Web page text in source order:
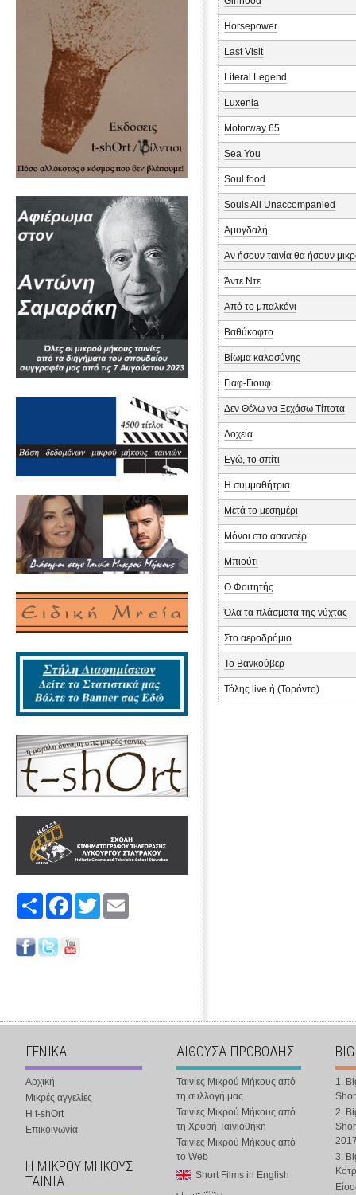
Share FacebookTwitter
Horsepower
Last Visit
Literal Legend
Luxenia
Motorway 65
Sea You
Soul food
Souls All Unaccompanied
Αμυγδαλή
Αν ήσουν ταινία θα ήσουν
Άντε Ντε
Από το μπαλκόνι
Βαθύκοφτο
Βίωμα καλοσύνης
Γιαφ-Γιουφ
Δεν Θέλω να Ξεχάσω Τίποτα
Δοχεία
Εγώ, το σπίτι
Η συμμαθήτρια
Μετά το μεσημέρι
Μόνοι στο ασανσέρ
Μπιούτι
Ο Φοιτητής
Όλα τα πλάσματα της νύχτας
Στο αεροδρόμιο
Το Βανκούβερ
Τόλης live ή (Τορόντο)
ΓΕΝΙΚΑ
Αρχική
Μικρές αγγελίες
Η t-shOrt
Επικοινωνία
Η ΜΙΚΡΟΥ ΜΗΚΟΥΣ
ΤΑΙΝΙΑ
ΑΙΘΟΥΣΑ ΠΡΟΒΟΛΗΣ
Ταινίες Μικρού Μήκους από
τη συλλογή μας
Ταινίες Μικρού Μήκους από
τη Χρυσή Ταινιοθήκη
Ταινίες Μικρού Μήκους από
το Web
Short Films in English
1.
2.
3.